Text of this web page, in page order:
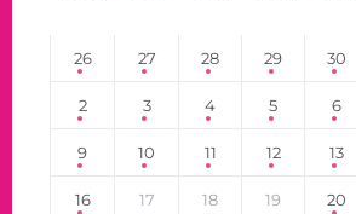
26 27 28 29 30
2 3 4 5 6
9 10 11 12 13
16 17 18 19 20